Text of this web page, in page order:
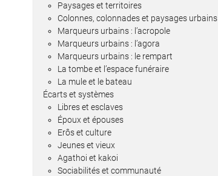
Paysages et territoires
Colonnes, colonnades et paysages urbains
Marqueurs urbains : l’acropole
Marqueurs urbains : l’agora
Marqueurs urbains : le rempart
La tombe et l’espace funéraire
La mule et le bateau
Écarts et systèmes
Libres et esclaves
Époux et épouses
Erôs et culture
Jeunes et vieux
Agathoi et kakoi
Sociabilités et communauté